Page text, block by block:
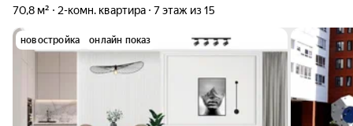
70,8 м² 2-комн. квартира 7 этаж из 15
новостройка онлайн показ